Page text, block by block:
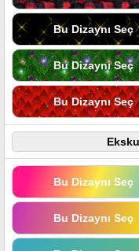
Bu Dizaynı Seç
Bu Dizaynı Seç
Bu Dizaynı Seç
Bu Dizaynı Seç
Bu Dizaynı Seç